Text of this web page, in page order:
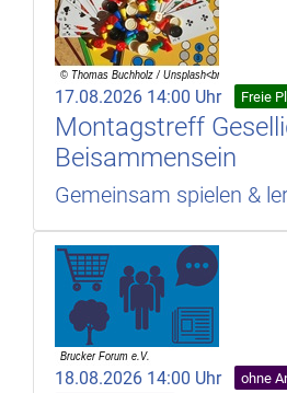
17.08.2026 14:00 Uhr Freie
Montagstreff
Beisammensein
Gemeinsam spielen &
18.08.2026 14:00 Uhr
ohne